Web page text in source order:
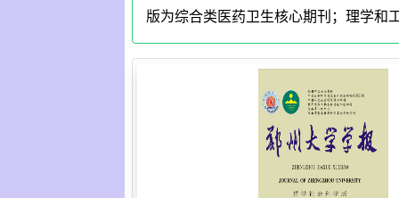
版为综合类医药卫生核心期刊；理学和